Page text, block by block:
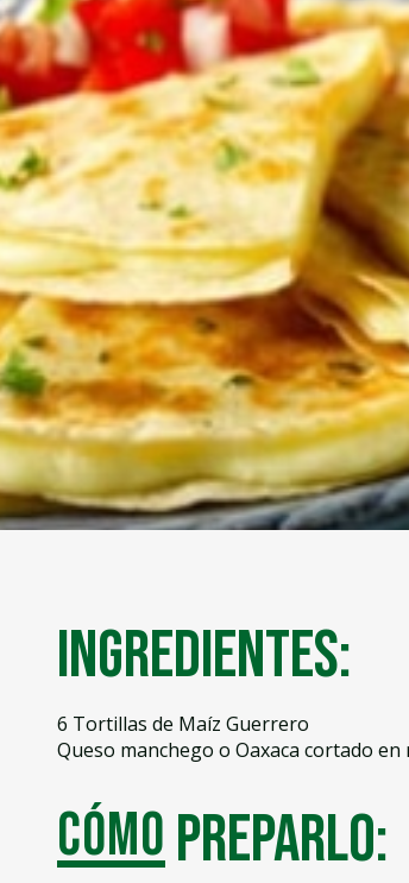
Ingredientes:
6 Tortillas de Maíz Guerrero
Queso manchego o Oaxaca cortado
Cómopreparlo: